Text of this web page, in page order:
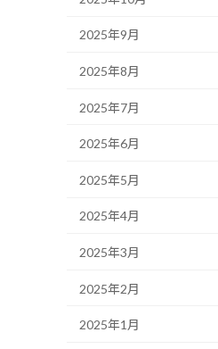
2025年9月
2025年8月
2025年7月
2025年6月
2025年5月
2025年4月
2025年3月
2025年2月
2025年1月